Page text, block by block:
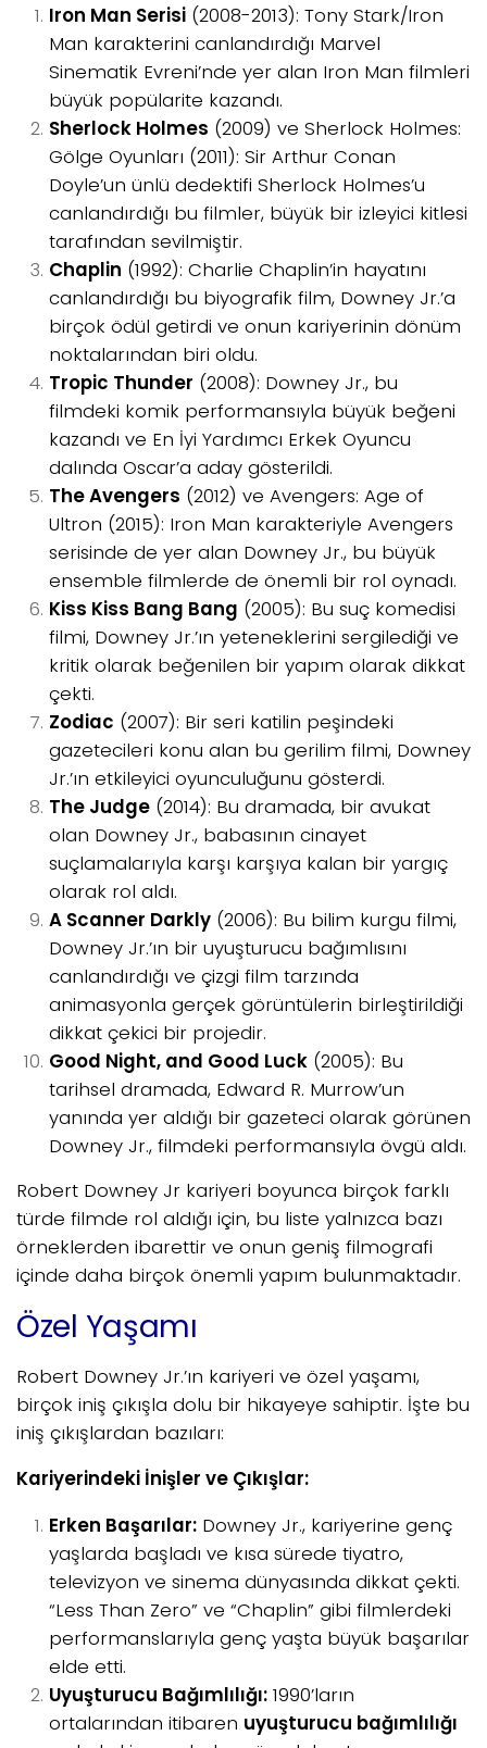
Iron Man Serisi (2008-2013): Tony Stark/Iron
Man karakterini canlandırdığı Marvel
Sinematik Evreni’nde yer alan Iron Man filmleri
büyük popülarite kazandı.
Sherlock Holmes (2009) ve Sherlock Holmes:
Gölge Oyunları (2011): Sir Arthur Conan
Doyle’un ünlü dedektifi Sherlock Holmes’u
canlandırdığı bu filmler, büyük bir izleyici kitlesi
tarafından sevilmiştir.
Chaplin (1992): Charlie Chaplin’in hayatını
canlandırdığı bu biyografik film, Downey Jr.’a
birçok ödül getirdi ve onun kariyerinin dönüm
noktalarından biri oldu.
Tropic Thunder (2008): Downey Jr., bu
filmdeki komik performansıyla büyük beğeni
kazandı ve En İyi Yardımcı Erkek Oyuncu
dalında Oscar’a aday gösterildi.
The Avengers (2012) ve Avengers: Age of
Ultron (2015): Iron Man karakteriyle Avengers
serisinde de yer alan Downey Jr., bu büyük
ensemble filmlerde de önemli bir rol oynadı.
Kiss Kiss Bang Bang (2005): Bu suç komedisi
filmi, Downey Jr.’ın yeteneklerini sergilediği ve
kritik olarak beğenilen bir yapım olarak dikkat
çekti.
Zodiac (2007): Bir seri katilin peşindeki
gazetecileri konu alan bu gerilim filmi, Downey
Jr.’ın etkileyici oyunculuğunu gösterdi.
The Judge (2014): Bu dramada, bir avukat
olan Downey Jr., babasının cinayet
suçlamalarıyla karşı karşıya kalan bir yargıç
olarak rol aldı.
A Scanner Darkly (2006): Bu bilim kurgu filmi,
Downey Jr.’ın bir uyuşturucu bağımlısını
canlandırdığı ve çizgi film tarzında
animasyonla gerçek görüntülerin birleştirildiği
dikkat çekici bir projedir.
Good Night, and Good Luck (2005): Bu
tarihsel dramada, Edward R. Murrow’un
yanında yer aldığı bir gazeteci olarak görünen
Downey Jr., filmdeki performansıyla övgü aldı.
Robert Downey Jr kariyeri boyunca birçok farklı
türde filmde rol aldığı için, bu liste yalnızca bazı
örneklerden ibarettir ve onun geniş filmografi
içinde daha birçok önemli yapım bulunmaktadır.
Özel Yaşamı
Robert Downey Jr.’ın kariyeri ve özel yaşamı,
birçok iniş çıkışla dolu bir hikayeye sahiptir. İşte bu
iniş çıkışlardan bazıları:
Kariyerindeki İnişler ve Çıkışlar:
Erken Başarılar: Downey Jr., kariyerine genç
yaşlarda başladı ve kısa sürede tiyatro,
televizyon ve sinema dünyasında dikkat çekti.
“Less Than Zero” ve “Chaplin” gibi filmlerdeki
performanslarıyla genç yaşta büyük başarılar
elde etti.
Uyuşturucu Bağımlılığı: 1990’ların
ortalarından itibaren uyuşturucu bağımlılığı